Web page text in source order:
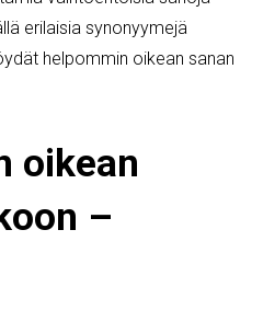
erilaisia synonyymejä
helpommin oikean sanan
oikean
–